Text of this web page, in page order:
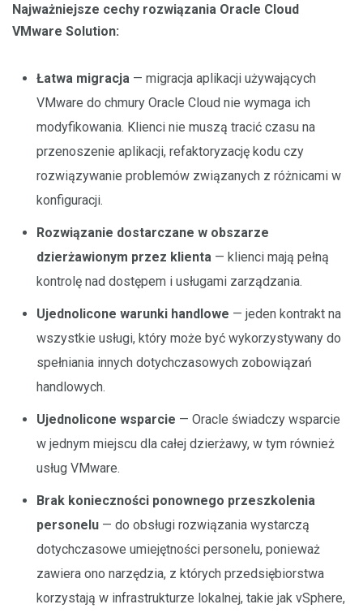
Najważniejsze cechy rozwiązania Oracle Cloud
VMware Solution:
Łatwa migracja — migracja aplikacji używających
VMware do chmury Oracle Cloud nie wymaga ich
modyfikowania. Klienci nie muszą tracić czasu na
przenoszenie aplikacji, refaktoryzację kodu czy
rozwiązywanie problemów związanych z różnicami w
konfiguracji.
Rozwiązanie dostarczane w obszarze
dzierżawionym przez klienta — klienci mają pełną
kontrolę nad dostępem i usługami zarządzania.
Ujednolicone warunki handlowe — jeden kontrakt na
wszystkie usługi, który może być wykorzystywany do
spełniania innych dotychczasowych zobowiązań
handlowych.
Ujednolicone wsparcie — Oracle świadczy wsparcie
w jednym miejscu dla całej dzierżawy, w tym również
usług VMware.
Brak konieczności ponownego przeszkolenia
personelu — do obsługi rozwiązania wystarczą
dotychczasowe umiejętności personelu, ponieważ
zawiera ono narzędzia, z których przedsiębiorstwa
korzystają w infrastrukturze lokalnej, takie jak vSphere,